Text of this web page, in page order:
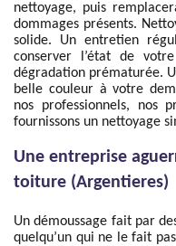
nettoyage, puis
dommages présents.
solide. Un entretien
conserver l’état de
dégradation prématurée.
belle couleur à votre
nos professionnels, nos
fournissons un nettoyage
Une entreprise
toiture (Argentieres)
Un démoussage fait par
quelqu’un qui ne le fait